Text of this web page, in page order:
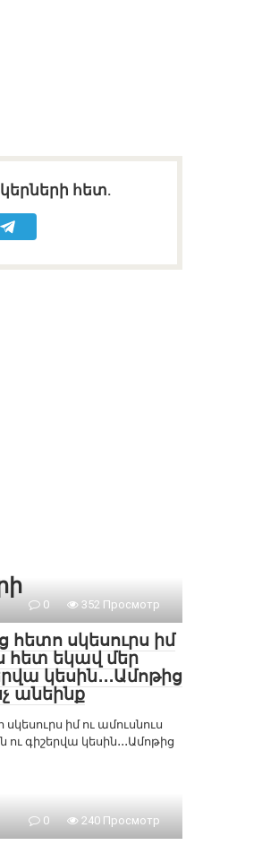
հետ.
0 352 Просмотр
սկեսուրս իմ
հետ եկավ մեր
կեսին․․․Ամոթից
անեինք
իմ ու ամուսնուս
գիշերվա կեսին․․․Ամոթից
0 240 Просмотр